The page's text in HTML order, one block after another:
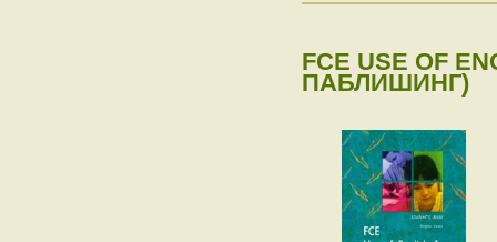
FCE USE OF
ПАБЛИШИНГ)